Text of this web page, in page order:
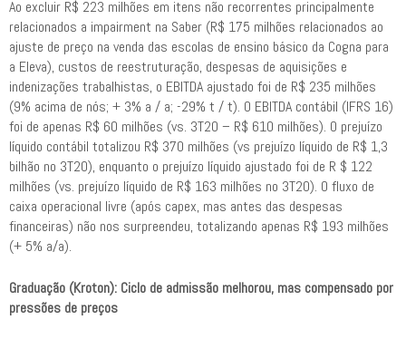
Ao excluir R$ 223 milhões em itens não recorrentes principalmente
relacionados a impairment na Saber (R$ 175 milhões relacionados ao
ajuste de preço na venda das escolas de ensino básico da Cogna para
a Eleva), custos de reestruturação, despesas de aquisições e
indenizações trabalhistas, o EBITDA ajustado foi de R$ 235 milhões
(9% acima de nós; + 3% a / a; -29% t / t). O EBITDA contábil (IFRS 16)
foi de apenas R$ 60 milhões (vs. 3T20 – R$ 610 milhões). O prejuízo
líquido contábil totalizou R$ 370 milhões (vs prejuízo líquido de R$ 1,3
bilhão no 3T20), enquanto o prejuízo líquido ajustado foi de R $ 122
milhões (vs. prejuízo líquido de R$ 163 milhões no 3T20). O fluxo de
caixa operacional livre (após capex, mas antes das despesas
financeiras) não nos surpreendeu, totalizando apenas R$ 193 milhões
(+ 5% a/a).
Graduação (Kroton): Ciclo de admissão melhorou, mas compensado por
pressões de preços